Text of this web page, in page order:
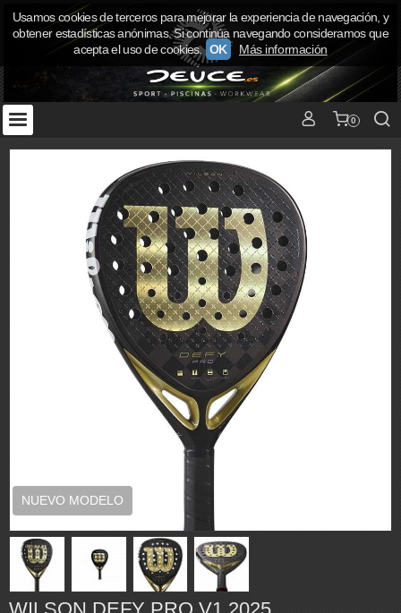
0
NUEVO MODELO
Usamos cookies de terceros para mejorar la experiencia de navegación, y
obtener estadísticas anónimas. Si continúa navegando consideramos que
acepta el uso de cookies. OK Más información